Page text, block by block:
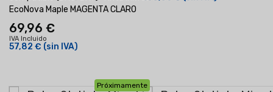
EcoNova Maple MAGENTA CLARO
69,96 €
IVA Incluido
57,82 € (sin IVA)
Próximamente